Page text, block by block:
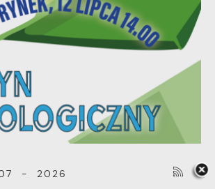
- 2026